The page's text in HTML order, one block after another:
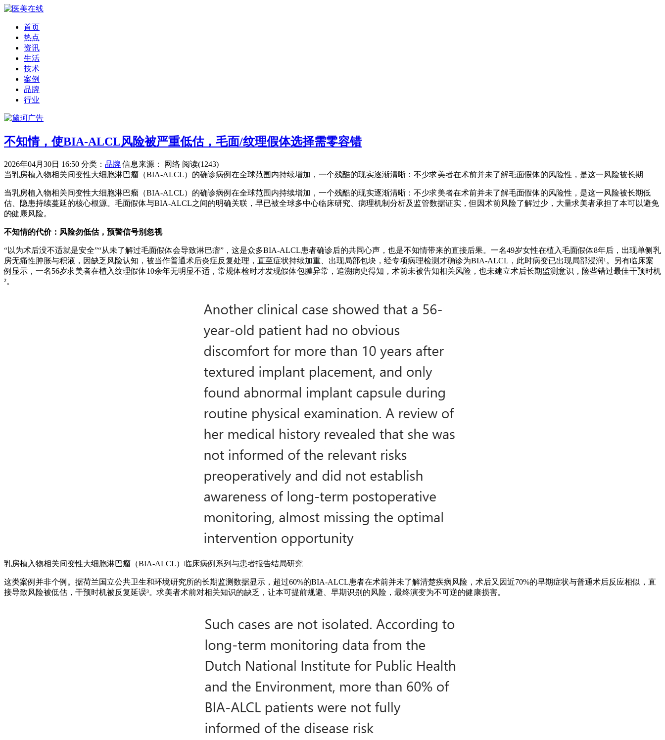
首页
热点
资讯
生活
技术
案例
品牌
行业
不知情，使BIA-ALCL风险被严重低估，毛面/纹理假体选择需零容错
2026年04月30日 16:50 分类： 品牌 信息来源： 网络 阅读(1243)
当乳房植入物相关间变性大细胞淋巴瘤（BIA-ALCL）的确诊病例在全球范围内持续增加，一个残酷的现实逐渐清晰：不少求美者在术前并未了解毛面假体的风险性，是这一风险被长期
当乳房植入物相关间变性大细胞淋巴瘤（BIA-ALCL）的确诊病例在全球范围内持续增加，一个残酷的现实逐渐清晰：不少求美者在术前并未了解毛面假体的风险性，是这一风险被长期低
估、隐患持续蔓延的核心根源。毛面假体与BIA-ALCL之间的明确关联，早已被全球多中心临床研究、病理机制分析及监管数据证实，但因术前风险了解过少，大量求美者承担了本可以避免
的健康风险。
不知情的代价：风险勿低估，预警信号别忽视
“以为术后没不适就是安全”“从未了解过毛面假体会导致淋巴瘤”，这是众多BIA-ALCL患者确诊后的共同心声，也是不知情带来的直接后果。一名49岁女性在植入毛面假体8年后，出现单侧乳
房无痛性肿胀与积液，因缺乏风险认知，被当作普通术后炎症反复处理，直至症状持续加重、出现局部包块，经专项病理检测才确诊为BIA-ALCL，此时病变已出现局部浸润¹。另有临床案
例显示，一名56岁求美者在植入纹理假体10余年无明显不适，常规体检时才发现假体包膜异常，追溯病史得知，术前未被告知相关风险，也未建立术后长期监测意识，险些错过最佳干预时机
²。
乳房植入物相关间变性大细胞淋巴瘤（BIA-ALCL）临床病例系列与患者报告结局研究
这类案例并非个例。据荷兰国立公共卫生和环境研究所的长期监测数据显示，超过60%的BIA-ALCL患者在术前并未了解清楚疾病风险，术后又因近70%的早期症状与普通术后反应相似，直
接导致风险被低估，干预时机被反复延误³。求美者术前对相关知识的缺乏，让本可提前规避、早期识别的风险，最终演变为不可逆的健康损害。